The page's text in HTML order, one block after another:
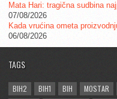
Mata Hari: tragična sudbina
07/08/2026
Kada vrućina ometa
06/08/2026
TAGS
BIH2 BIH1 BIH MOSTAR